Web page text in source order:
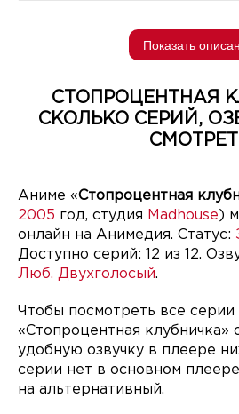
Показать
СТОПРОЦЕНТНАЯ
СКОЛЬКО СЕРИЙ,
Аниме «Стопроцентная
2005 год, студия Madhouse )
онлайн на Анимедия. Статус:
Доступно серий: 12 из 12.
Люб. Двухголосый.
Чтобы посмотреть все серии
«Стопроцентная клубничка»
удобную озвучку в плеере
серии нет в основном
на альтернативный.